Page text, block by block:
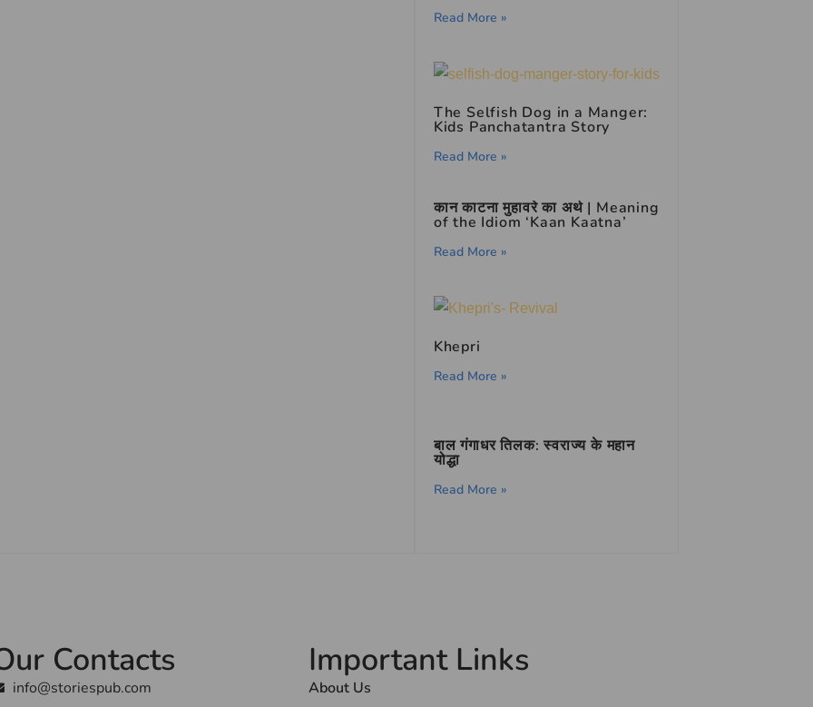
Read More »
The Selfish Dog in a Manger:
Kids Panchatantra Story
Read More »
कान काटना मुहावरे का अर्थ | Meaning
of the Idiom ‘Kaan Kaatna’
Read More »
Khepri
Read More »
बाल गंगाधर तिलक: स्वराज्य के महान
योद्धा
Read More »
Contacts
info@storiespub.com
Important Links
About Us